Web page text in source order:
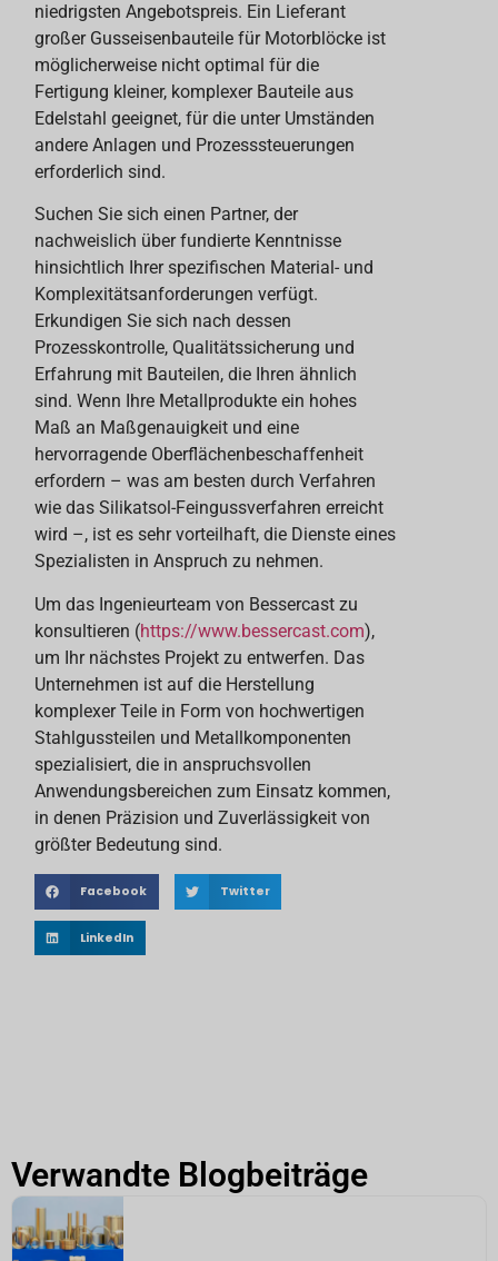
niedrigsten Angebotspreis. Ein Lieferant
großer Gusseisenbauteile für Motorblöcke ist
möglicherweise nicht optimal für die
Fertigung kleiner, komplexer Bauteile aus
Edelstahl geeignet, für die unter Umständen
andere Anlagen und Prozesssteuerungen
erforderlich sind.
Suchen Sie sich einen Partner, der
nachweislich über fundierte Kenntnisse
hinsichtlich Ihrer spezifischen Material- und
Komplexitätsanforderungen verfügt.
Erkundigen Sie sich nach dessen
Prozesskontrolle, Qualitätssicherung und
Erfahrung mit Bauteilen, die Ihren ähnlich
sind. Wenn Ihre Metallprodukte ein hohes
Maß an Maßgenauigkeit und eine
hervorragende Oberflächenbeschaffenheit
erfordern – was am besten durch Verfahren
wie das Silikatsol-Feingussverfahren erreicht
wird –, ist es sehr vorteilhaft, die Dienste eines
Spezialisten in Anspruch zu nehmen.
Um das Ingenieurteam von Bessercast zu
konsultieren (https://www.bessercast.com),
um Ihr nächstes Projekt zu entwerfen. Das
Unternehmen ist auf die Herstellung
komplexer Teile in Form von hochwertigen
Stahlgussteilen und Metallkomponenten
spezialisiert, die in anspruchsvollen
Anwendungsbereichen zum Einsatz kommen,
in denen Präzision und Zuverlässigkeit von
größter Bedeutung sind.
Facebook Twitter
LinkedIn
Verwandte Blogbeiträge